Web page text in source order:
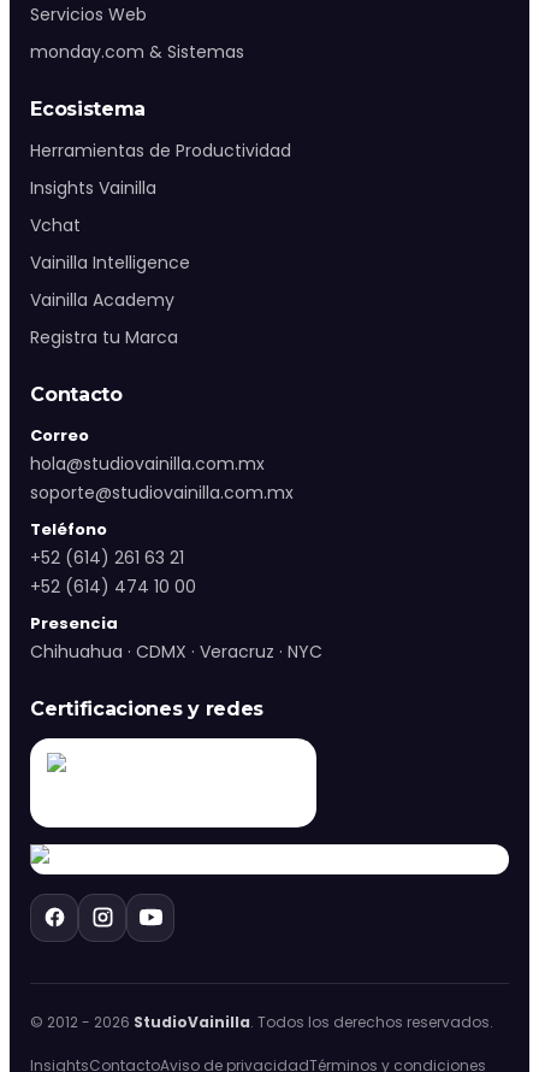
Soporte:WhatsApp Soporte
Chihuahua:+52 (614) 474 10 00
CDMX:+52 55 4209 4356
Vacantes
Soporte
Servicios Web
monday.com & Sistemas
Ecosistema
Herramientas de Productividad
Insights Vainilla
Vchat
Vainilla Intelligence
Vainilla Academy
Registra tu Marca
Contacto
Correo
hola@studiovainilla.com.mx
soporte@studiovainilla.com.mx
Teléfono
+52 (614) 261 63 21
+52 (614) 474 10 00
Presencia
Chihuahua · CDMX · Veracruz · NYC
Certificaciones y redes
© 2012 - 2026 StudioVainilla. Todos los derechos reservados.
InsightsContactoAviso de privacidadTérminos y condiciones